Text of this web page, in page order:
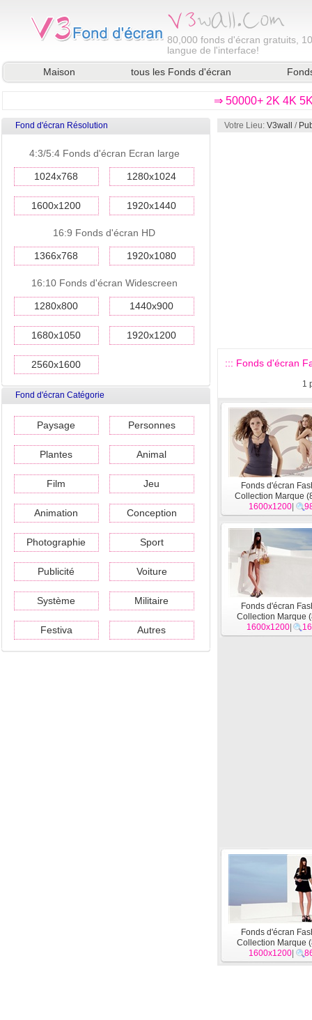
80,000 fonds d'écran gratuits,
langue de l'interface!
Maison
tous les Fonds d'écran
⇒ 50000+ 2K 4K
Fond d'écran Résolution
4:3/5:4 Fonds d'écran Ecran large
1024x768 1280x1024
1600x1200 1920x1440
16:9 Fonds d'écran HD
1366x768 1920x1080
16:10 Fonds d'écran Widescreen
1280x800 1440x900
1680x1050 1920x1200
2560x1600
Fond d'écran Catégorie
Paysage Personnes
Plantes Animal
Film Jeu
Animation Conception
Photographie Sport
Publicité Voiture
Système Militaire
Festiva Autres
Votre Lieu: V3wall /
::: Fonds d'écran
1
Fonds d'écran
Collection Marque
1600x1200
Fonds d'écran
Collection Marque
1600x1200
Fonds d'écran
Collection Marque
1600x1200